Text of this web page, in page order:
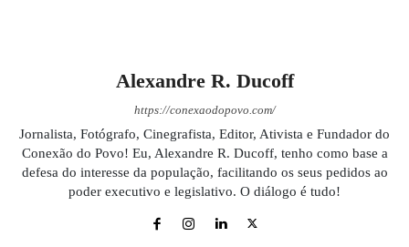
Alexandre R. Ducoff
https://conexaodopovo.com/
Jornalista, Fotógrafo, Cinegrafista, Editor, Ativista e Fundador do
Conexão do Povo! Eu, Alexandre R. Ducoff, tenho como base a
defesa do interesse da população, facilitando os seus pedidos ao
poder executivo e legislativo. O diálogo é tudo!